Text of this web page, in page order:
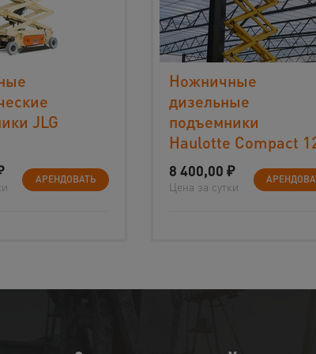
JLG
АРЕНДОВАТЬ
Ножничные
дизельные
подъемники
Haulotte Compact
8 400,00 ₽
Цена за сутки